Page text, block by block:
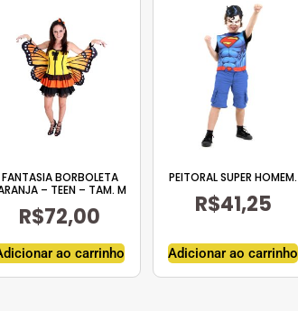
FANTASIA BORBOLETA
– TEEN – TAM. M
R$72,00
ao carrinho
PEITORAL SUPER HOMEM.
R$41,25
Adicionar ao carrinho